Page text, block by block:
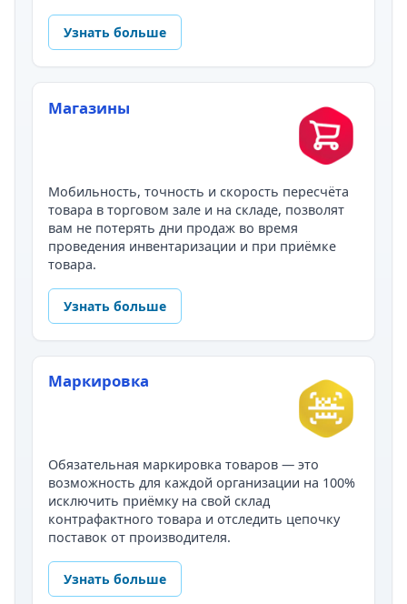
Узнать больше
Магазины
Мобильность, точность и скорость пересчёта
товара в торговом зале и на складе, позволят
вам не потерять дни продаж во время
проведения инвентаризации и при приёмке
товара.
Узнать больше
Маркировка
Обязательная маркировка товаров — это
возможность для каждой организации на 100%
исключить приёмку на свой склад
контрафактного товара и отследить цепочку
поставок от производителя.
Узнать больше